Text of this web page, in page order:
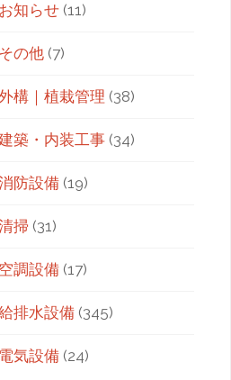
お知らせ (11)
その他 (7)
構｜植栽管理 (38)
築・内装工事 (34)
防設備 (19)
掃 (31)
空調設備 (17)
排水設備 (345)
電気設備 (24)